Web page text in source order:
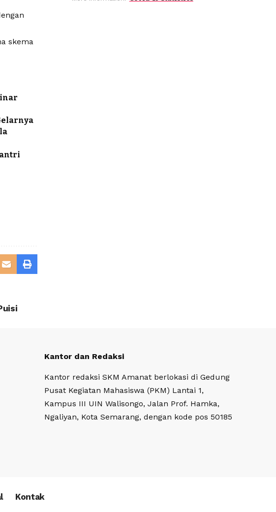
skema
Kantor dan Redaksi
Kantor redaksi SKM Amanat berlokasi di Gedung
Pusat Kegiatan Mahasiswa (PKM) Lantai 1,
Kampus III UIN Walisongo, Jalan Prof. Hamka,
Ngaliyan, Kota Semarang, dengan kode pos 50185
Kontak